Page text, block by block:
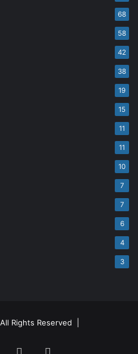
68
58
42
38
19
15
11
11
10
7
7
6
4
3
Rights Reserved |
Twitter YouTube